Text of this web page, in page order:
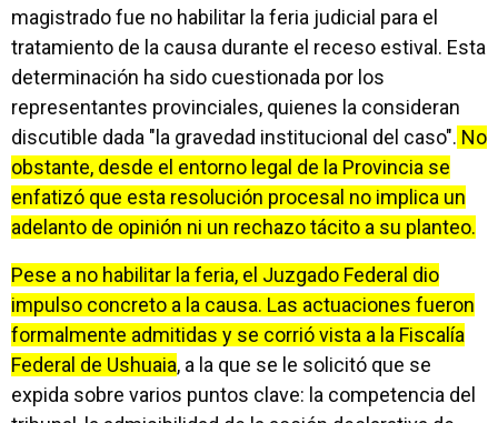
magistrado fue no habilitar la feria judicial para el
tratamiento de la causa durante el receso estival. Esta
determinación ha sido cuestionada por los
representantes provinciales, quienes la consideran
discutible dada "la gravedad institucional del caso". No
obstante, desde el entorno legal de la Provincia se
enfatizó que esta resolución procesal no implica un
adelanto de opinión ni un rechazo tácito a su planteo.
Pese a no habilitar la feria, el Juzgado Federal dio
impulso concreto a la causa. Las actuaciones fueron
formalmente admitidas y se corrió vista a la Fiscalía
Federal de Ushuaia, a la que se le solicitó que se
expida sobre varios puntos clave: la competencia del